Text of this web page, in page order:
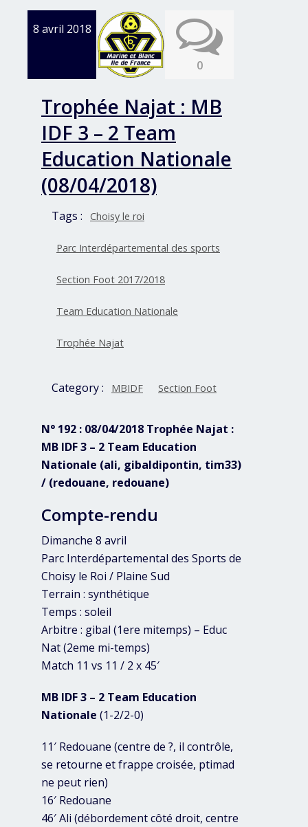
8 avril 2018
0
Trophée Najat : MB
IDF 3 – 2 Team
Education Nationale
(08/04/2018)
Tags : Choisy le roi
Parc Interdépartemental des sports
Section Foot 2017/2018
Team Education Nationale
Trophée Najat
Category : MBIDF Section Foot
N° 192 : 08/04/2018 Trophée Najat :
MB IDF 3 – 2 Team Education
Nationale (ali, gibaldipontin, tim33)
/ (redouane, redouane)
Compte-rendu
Dimanche 8 avril
Parc Interdépartemental des Sports de
Choisy le Roi / Plaine Sud
Terrain : synthétique
Temps : soleil
Arbitre : gibal (1ere mitemps) – Educ
Nat (2eme mi-temps)
Match 11 vs 11 / 2 x 45′
MB IDF 3 – 2 Team Education
Nationale (1-2/2-0)
11′ Redouane (centre de ?, il contrôle,
se retourne et frappe croisée, ptimad
ne peut rien)
16′ Redouane
46′ Ali (débordement côté droit, centre